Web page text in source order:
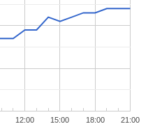
12:00 15:00 18:00 21:00